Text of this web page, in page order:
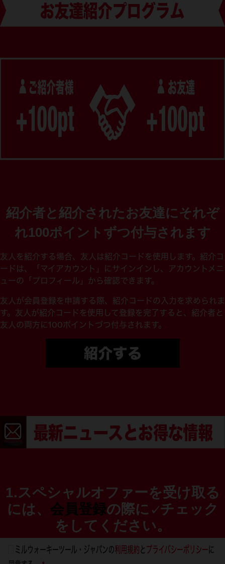
紹介者と紹介されたお友達にそれぞ
れ100ポイントずつ付与されます
友人を紹介する場合、友人は紹介コードを使用します。紹介コ
ードは、「マイアカウント」にサインインし、アカウントメニ
ューの「プロフィール」から確認できます。
友人が会員登録を申請する際、 紹介コードの入力を求められま
す。 友人が紹介コードを使用して登録を完了すると、紹介者と
友人の両方に100ポイントづつ付与されます。
1.スペシャルオファーを受け取る
には、 会員登録の際に ✓チェック
をしてください。